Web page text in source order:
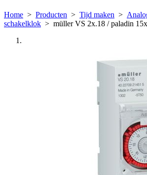
Home > Producten > Tijd maken >
schakelklok > müller VS 2x.18 / paladin